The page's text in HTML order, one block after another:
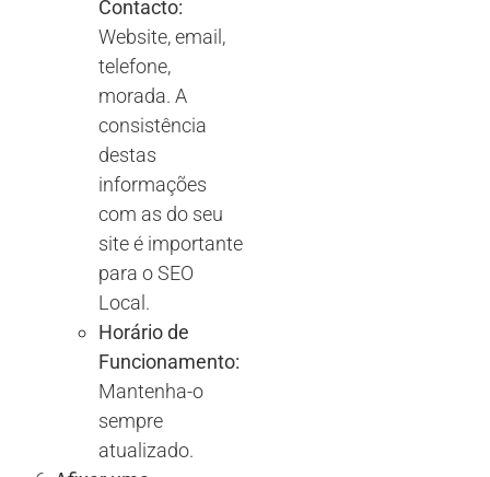
Contacto:
Website, email,
telefone,
morada. A
consistência
destas
informações
com as do seu
site é importante
para o SEO
Local.
Horário de
Funcionamento:
Mantenha-o
sempre
atualizado.